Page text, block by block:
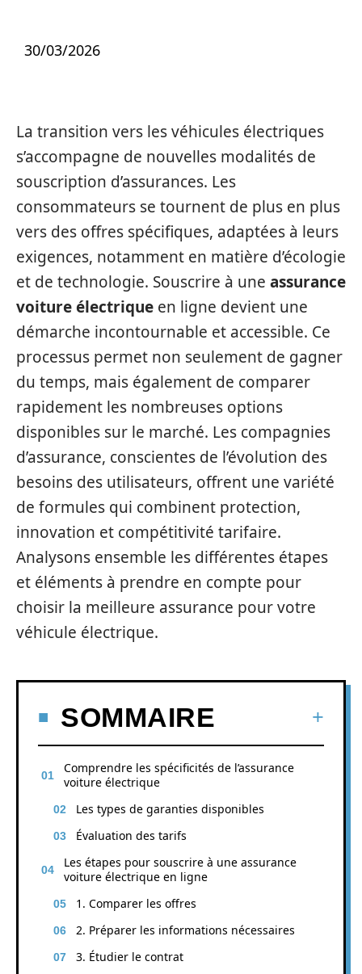
30/03/2026
La transition vers les véhicules électriques
s’accompagne de nouvelles modalités de
souscription d’assurances. Les
consommateurs se tournent de plus en plus
vers des offres spécifiques, adaptées à leurs
exigences, notamment en matière d’écologie
et de technologie. Souscrire à une assurance
voiture électrique en ligne devient une
démarche incontournable et accessible. Ce
processus permet non seulement de gagner
du temps, mais également de comparer
rapidement les nombreuses options
disponibles sur le marché. Les compagnies
d’assurance, conscientes de l’évolution des
besoins des utilisateurs, offrent une variété
de formules qui combinent protection,
innovation et compétitivité tarifaire.
Analysons ensemble les différentes étapes
et éléments à prendre en compte pour
choisir la meilleure assurance pour votre
véhicule électrique.
SOMMAIRE
Comprendre les spécificités de l’assurance
voiture électrique
Les types de garanties disponibles
Évaluation des tarifs
Les étapes pour souscrire à une assurance
voiture électrique en ligne
1. Comparer les offres
2. Préparer les informations nécessaires
3. Étudier le contrat